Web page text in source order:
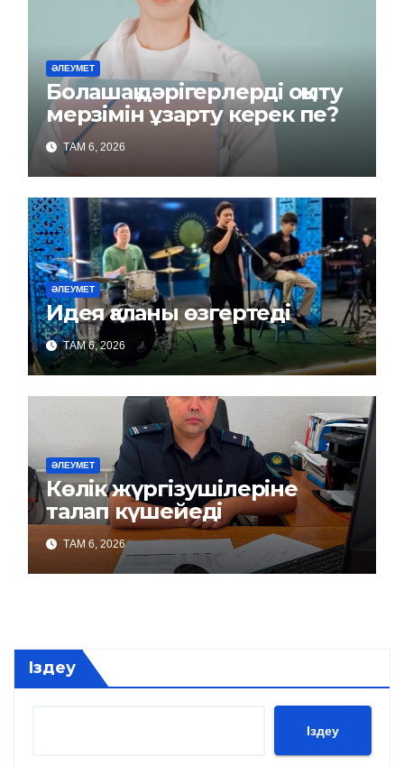
ӘЛЕУМЕТ
Болашақ дәрігерлерді оқыту
мерзімін ұзарту керек пе?
ТАМ 6, 2026
ӘЛЕУМЕТ
Идея қаланы өзгертеді
ТАМ 6, 2026
ӘЛЕУМЕТ
Көлік жүргізушілеріне
талап күшейеді
ТАМ 6, 2026
Іздеу
Іздеу